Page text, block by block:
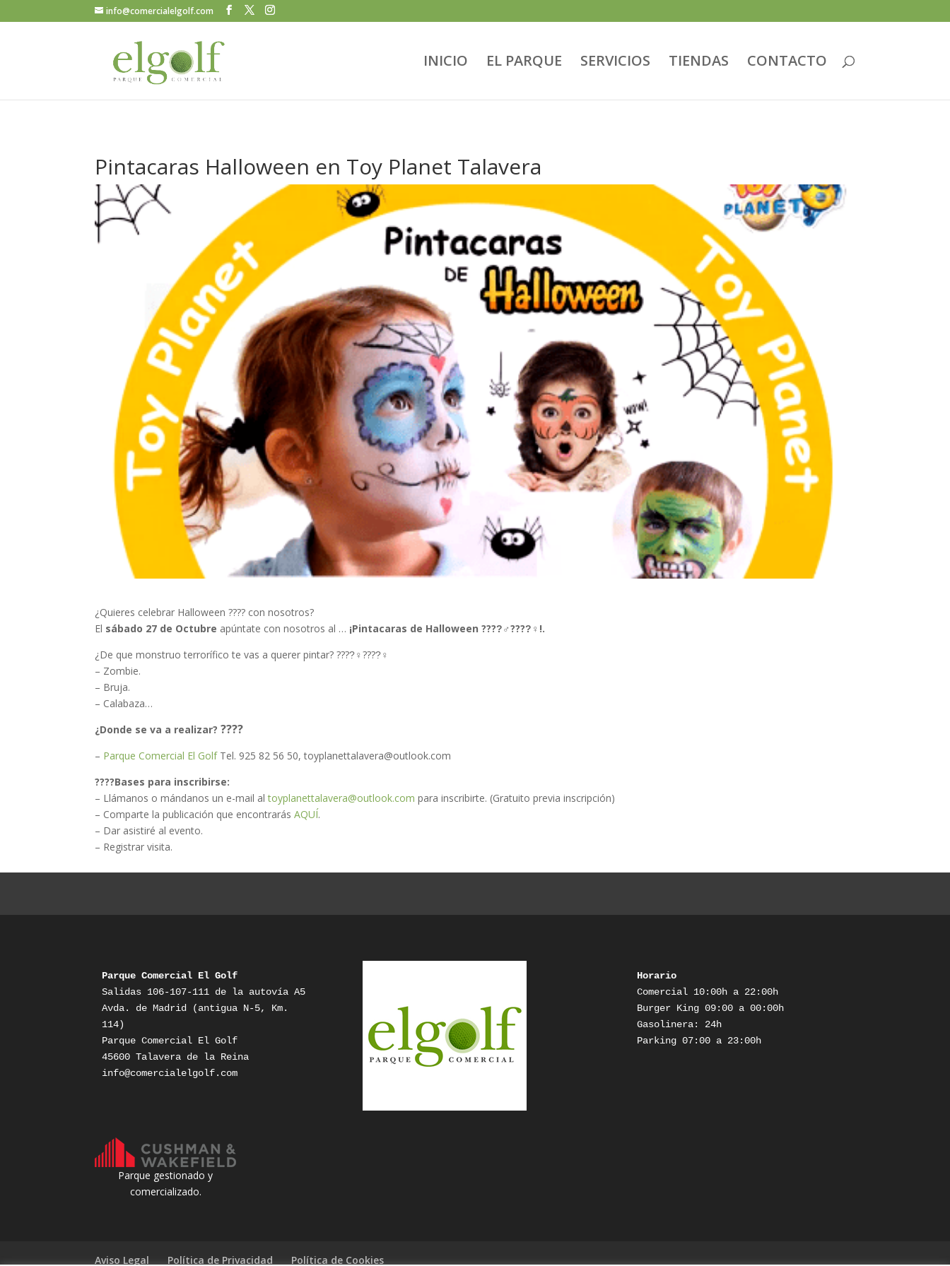
info@comercialelgolf.com
INICIO EL PARQUE SERVICIOS TIENDAS CONTACTO
Pintacaras Halloween en Toy Planet Talavera
¿Quieres celebrar Halloween ???? con nosotros?
El sábado 27 de Octubre apúntate con nosotros al … ¡Pintacaras de Halloween ????‍♂????‍♀!.
¿De que monstruo terrorífico te vas a querer pintar? ????‍♀????‍♀
– Zombie.
– Bruja.
– Calabaza…
¿Donde se va a realizar?????
– Parque Comercial El GolfTel. 925 82 56 50, toyplanettalavera@outlook.com
????Bases para inscribirse:
– Llámanos o mándanos un e-mail altoyplanettalavera@outlook.com para inscribirte. (Gratuito previa inscripción)
– Comparte la publicación que encontrarásAQUÍ.
– Dar asistiré al evento.
– Registrar visita.
Parque Comercial El Golf
Salidas 106-107-111 de la autovía A5
Avda. de Madrid (antigua N-5, Km.
114)
Parque Comercial El Golf
info@comercialelgolf.com
Parque gestionado y
comercializado.
Horario
Comercial 10:00h a 22:00h
Burger King 09:00 a 00:00h
Gasolinera: 24h
Parking 07:00 a 23:00h
Aviso Legal Política de Privacidad Política de Cookies